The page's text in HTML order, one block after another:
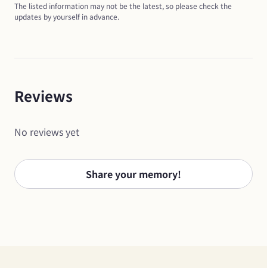
The listed information may not be the latest, so please check the
updates by yourself in advance.
Reviews
No reviews yet
Share your memory!